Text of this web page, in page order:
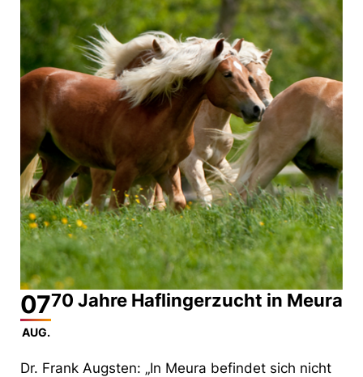
07
AUG.
70 Jahre Haflingerzucht in Meura
Dr. Frank Augsten: „In Meura befindet sich nicht